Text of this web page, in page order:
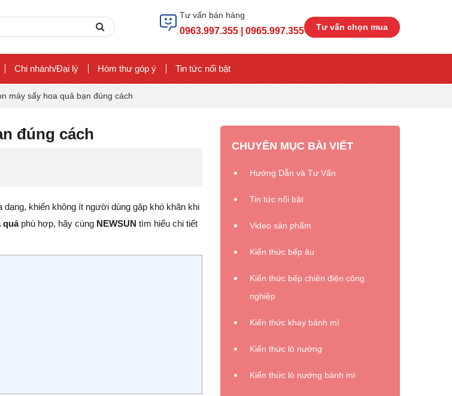
Search
Tư vấn bán hàng
0963.997.355 | 0965.997.355 Tư vấn chọn mua
Chi nhánh/Đại lý Hòm thư góp ý Tin tức nổi bật
máy sấy hoa quả bạn đúng cách
đúng cách
khiến không ít người dùng gặp khó khăn khi
quảphù hợp, hãy cùng NEWSUN tìm hiểu chi tiết
CHUYÊN MỤC BÀI VIẾT
Hướng Dẫn và Tư Vấn
Tin tức nổi bật
Video sản phẩm
Kiến thức bếp âu
Kiến thức bếp chiên điện công
nghiệp
Kiến thức khay bánh mì
Kiến thức lò nướng
Kiến thức lò nướng bánh mì